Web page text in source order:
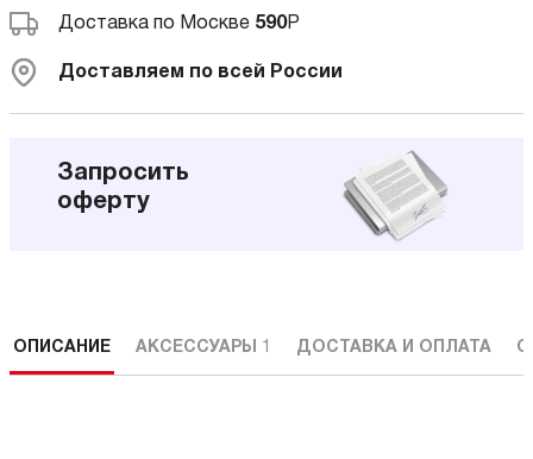
Доставка по Москве 590Р
Доставляем по всей России
Запросить
оферту
ОПИСАНИЕ АКСЕССУАРЫ 1 ДОСТАВКА И ОПЛАТА